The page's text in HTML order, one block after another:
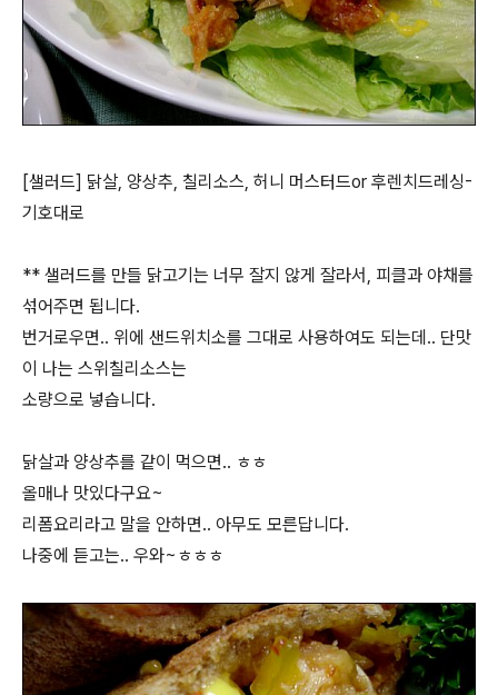
[샐러드] 닭살, 양상추, 칠리소스, 허니 머스터드or 후렌치드레싱-
기호대로
** 샐러드를 만들 닭고기는 너무 잘지 않게 잘라서, 피클과 야채를
섞어주면 됩니다.
번거로우면.. 위에 샌드위치소를 그대로 사용하여도 되는데.. 단맛
이 나는 스위칠리소스는
소량으로 넣습니다.
닭살과 양상추를 같이 먹으면.. ㅎㅎ
올매나 맛있다구요~
리폼요리라고 말을 안하면.. 아무도 모른답니다.
나중에 듣고는.. 우와~ㅎㅎㅎ